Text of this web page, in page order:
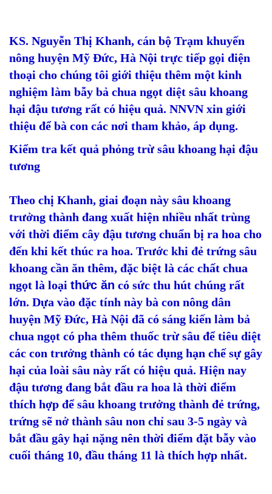
KS. Nguyễn Thị Khanh, cán bộ Trạm khuyến
nông huyện Mỹ Đức, Hà Nội trực tiếp gọi điện
thoại cho chúng tôi giới thiệu thêm một kinh
nghiệm làm bẫy bả chua ngọt diệt sâu khoang
hại đậu tương rất có hiệu quả. NNVN xin giới
thiệu để bà con các nơi tham khảo, áp dụng.
Kiểm tra kết quả phỏng trừ sâu khoang hại đậu
tương
Theo chị Khanh, giai đoạn này sâu khoang
trưởng thành đang xuất hiện nhiều nhất trùng
với thời điểm cây đậu tương chuẩn bị ra hoa cho
đến khi kết thúc ra hoa. Trước khi đẻ trứng sâu
khoang cần ăn thêm, đặc biệt là các chất chua
ngọt là loại thức ăn có sức thu hút chúng rất
lớn. Dựa vào đặc tính này bà con nông dân
huyện Mỹ Đức, Hà Nội đã có sáng kiến làm bả
chua ngọt có pha thêm thuốc trừ sâu để tiêu diệt
các con trưởng thành có tác dụng hạn chế sự gây
hại của loài sâu này rất có hiệu quả. Hiện nay
đậu tương đang bắt đầu ra hoa là thời điểm
thích hợp để sâu khoang trưởng thành đẻ trứng,
trứng sẽ nở thành sâu non chỉ sau 3-5 ngày và
bắt đầu gây hại nặng nên thời điểm đặt bẫy vào
cuối tháng 10, đầu tháng 11 là thích hợp nhất.